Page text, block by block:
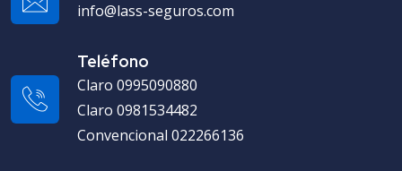
info@lass-seguros.com
Teléfono
Claro 0995090880
Claro 0981534482
Convencional 022266136